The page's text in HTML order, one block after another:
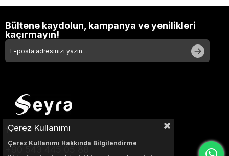
Bültene kaydolun, kampanya ve yenilikleri
kaçırmayın!
+90 543 445 05 88
Çerez Kullanımı
Çerez Kullanımı Hakkında Bilgilendirme